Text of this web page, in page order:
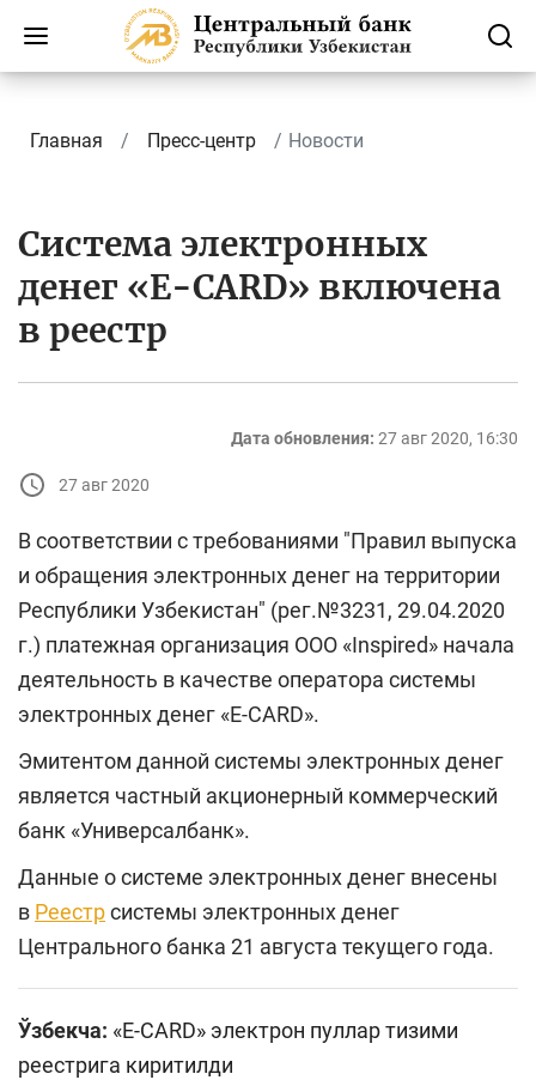
Главная Пресс-центр Новости
Система электронных
денег «E-CARD» включена
в реестр
Дата обновления: 27 авг 2020, 16:30
27 авг 2020
В соответствии с требованиями "Правил выпуска
и обращения электронных денег на территории
Республики Узбекистан" (рег.№3231, 29.04.2020
г.) платежная организация ООО «Inspired» начала
деятельность в качестве оператора системы
электронных денег «E-CARD».
Эмитентом данной системы электронных денег
является частный акционерный коммерческий
банк «Универсалбанк».
Данные о системе электронных денег внесены
в Реестрсистемы электронных денег
Центрального банка 21 августа текущего года.
Ўзбекча: «E-CARD» электрон пуллар тизими
реестрига киритилди